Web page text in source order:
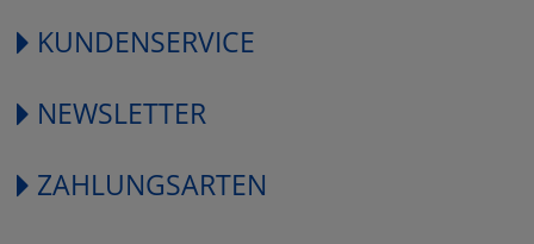
KUNDENSERVICE
NEWSLETTER
ZAHLUNGSARTEN